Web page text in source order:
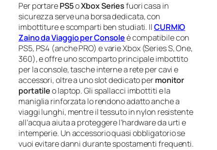
Per portarePS5oXbox Seriesfuori casa in
sicurezza serve una borsa dedicata, con
imbottiture e scomparti ben studiati. IlCURMIO
Zaino da Viaggio per Consoleè compatibile con
PS5, PS4 (anche PRO) e varie Xbox (Series S, One,
360), e offre uno scomparto principale imbottito
per la console, tasche interne a rete per cavi e
accessori, oltre a uno slot dedicato permonitor
portatileo laptop. Gli spallacci imbottiti e la
maniglia rinforzata lo rendono adatto anche a
viaggi lunghi, mentre il tessuto in nylon resistente
all’acqua aiuta a proteggere l’hardware da urti e
intemperie. Un accessorio quasi obbligatorio se
vuoi evitare danni durante spostamenti frequenti.